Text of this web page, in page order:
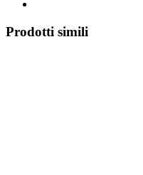
Prodotti simili